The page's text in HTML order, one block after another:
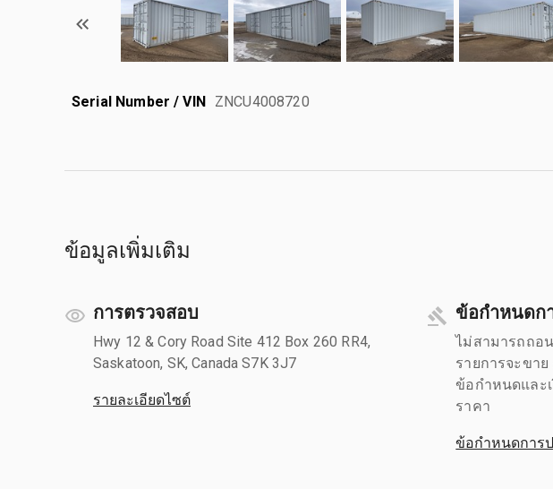
Serial Number / VIN ZNCU4008720
ข้อมูลเพิ่มเติม
การตรวจสอบ
Hwy 12 & Cory Road Site 412 Box 260 RR4,
Saskatoon, SK, Canada S7K 3J7
รายละเอียดไซต์
ข้อกำหนดก
ไม่สามารถถอ
รายการจะขา
ข้อกำหนดและ
ราคา
ข้อกำหนดการ